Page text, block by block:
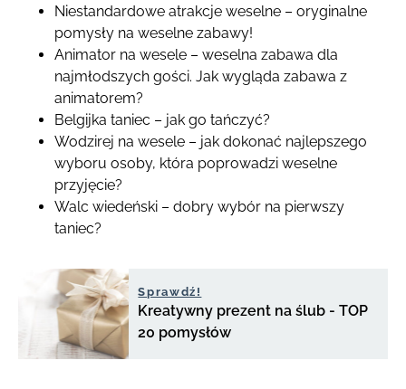
Niestandardowe atrakcje weselne – oryginalne
pomysły na weselne zabawy!
Animator na wesele – weselna zabawa dla
najmłodszych gości. Jak wygląda zabawa z
animatorem?
Belgijka taniec – jak go tańczyć?
Wodzirej na wesele – jak dokonać najlepszego
wyboru osoby, która poprowadzi weselne
przyjęcie?
Walc wiedeński – dobry wybór na pierwszy
taniec?
Sprawdź!
Kreatywny prezent na ślub - TOP
20 pomysłów